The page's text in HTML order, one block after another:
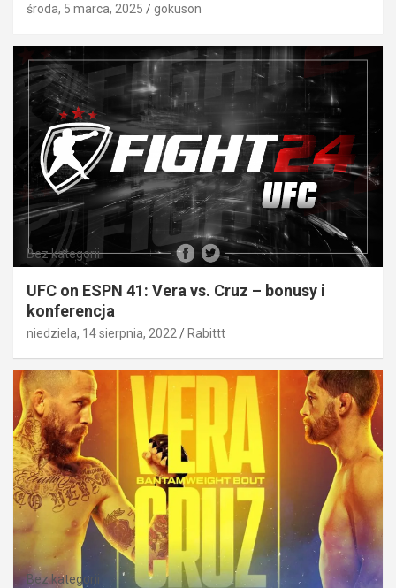
środa, 5 marca, 2025 gokuson
Bez kategorii
UFC on ESPN 41: Vera vs. Cruz – bonusy i
konferencja
niedziela, 14 sierpnia, 2022 Rabittt
Bez kategorii